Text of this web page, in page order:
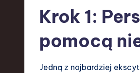
Krok 1:
pomocą
Jedną z najbardziej